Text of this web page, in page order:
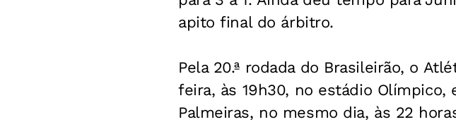
apito final do árbitro.
Pela 20.ª rodada do Brasileirão, o
feira, às 19h30, no estádio Olímpico,
Palmeiras, no mesmo dia, às 22